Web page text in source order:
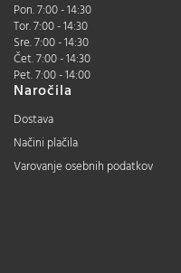
Pon. 7:00 - 14:30
Tor. 7:00 - 14:30
Sre. 7:00 - 14:30
Čet. 7:00 - 14:30
Pet. 7:00 - 14:00
Naročila
Dostava
Načini plačila
Varovanje osebnih podatkov